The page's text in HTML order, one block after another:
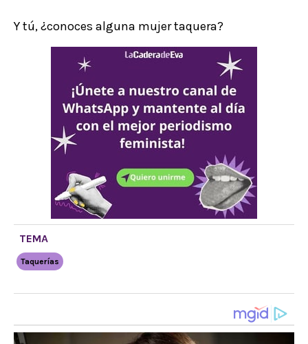
Y tú, ¿conoces alguna mujer taquera?
TEMA
Taquerías